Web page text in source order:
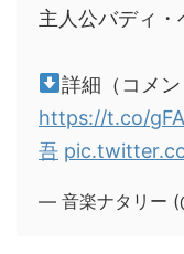
主人公バディ・
詳細（コメン
https://t.co/
吾
— 音楽ナタリー